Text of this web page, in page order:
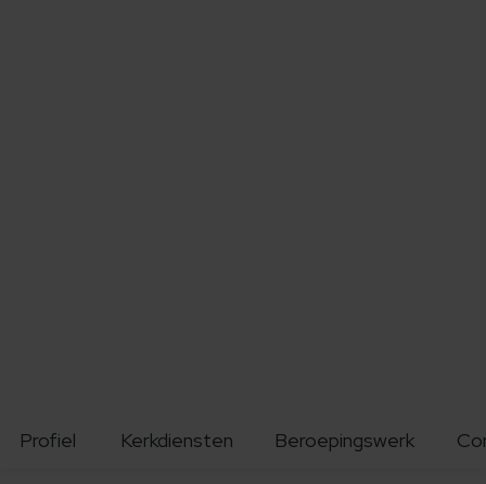
Profiel Kerkdiensten Beroepingswerk